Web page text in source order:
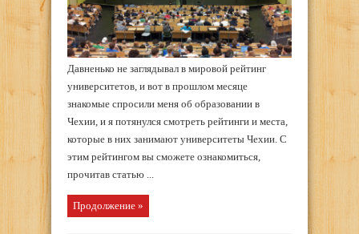
Давненько не заглядывал в мировой рейтинг
университетов, и вот в прошлом месяце
знакомые спросили меня об образовании в
Чехии, и я потянулся смотреть рейтинги и места,
которые в них занимают университеты Чехии. С
этим рейтингом вы сможете ознакомиться,
прочитав статью ...
Продолжение »